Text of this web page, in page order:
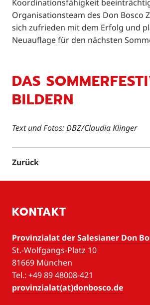
Koordinationsfähigkeit
Organisationsteam des Don Bosco
sich zufrieden mit dem Erfolg und
Neuauflage für den nächsten
DAS
BILDERN
Text und Fotos: DBZ/Claudia Klinger
Zurück
KONTAKT
Provinzialat der Salesianer Don
St.-Wolfgangs-Platz 10
81669 München
Tel.: +49 89 48008-421
provinzialat(at)donbosco.de